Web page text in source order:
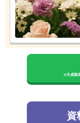
※大成祭
資